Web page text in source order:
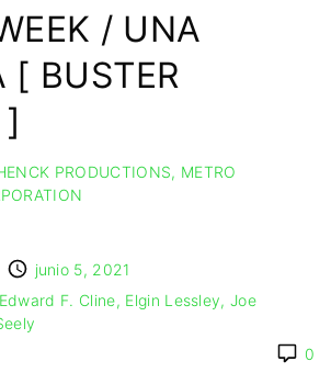
DOCUMENTAL
NEGRO / CRIMEN /
/ MITOLÓGICO
BRASIL
ESTADOS UNIDOS
INDIA
RUSIA
AUSTRIA
ESPAÑA
REINO UNIDO
AUSTRALIA
VIDEO
DE
IMPRESCINDIBLES
ARTÍCULOS
/ UNA
[ BUSTER
PRODUCTIONS
METRO
junio 5, 2021
Edward F. Cline Elgin Lessley Joe
0